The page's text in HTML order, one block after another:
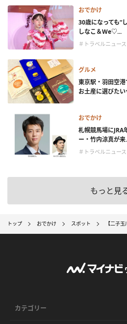
おでかけ
30歳になっても“
しなこ＆We♡...
＃トラベルニュース
グルメ
東京駅・羽田空
お土産に選びたい
おでかけ
札幌競馬場にJRA
ー・竹内涼真が来
＃トラベルニュース
もっと見
トップ おでかけ スポット 【二子
カテゴリー